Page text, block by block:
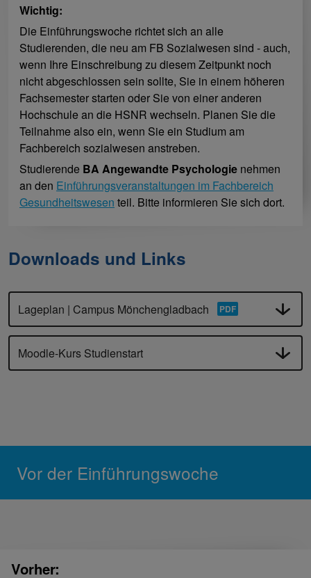
Wichtig:
Die Einführungswoche richtet sich an alle
Studierenden, die neu am FB Sozialwesen sind - auch,
wenn Ihre Einschreibung zu diesem Zeitpunkt noch
nicht abgeschlossen sein sollte, Sie in einem höheren
Fachsemester starten oder Sie von einer anderen
Hochschule an die HSNR wechseln. Planen Sie die
Teilnahme also ein, wenn Sie ein Studium am
Fachbereich sozialwesen anstreben.
Studierende BA Angewandte Psychologie nehmen
an den Einführungsveranstaltungen im Fachbereich
Gesundheitswesen teil. Bitte informieren Sie sich dort.
Downloads und Links
Lageplan | Campus Mönchengladbach
Moodle-Kurs Studienstart
Vor der Einführungswoche
Vorher: